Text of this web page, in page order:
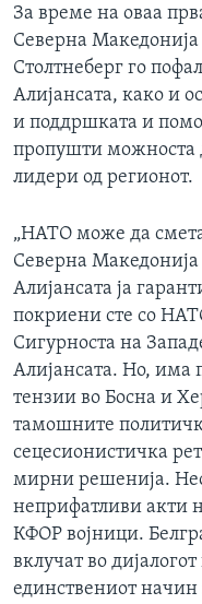
За време на оваа
Северна
Столтнеберг го
Алијансата, како и
и поддршката и
пропушти можноста
лидери од регионот.
„НАТО може да
Северна
Алијансата ја
покриени сте со
Сигурноста на
Алијансата. Но, има
тензии во Босна и
тамошните
сецесионистичка
мирни решенија.
неприфатливи акти
КФОР војници.
вклучат во
единствениот